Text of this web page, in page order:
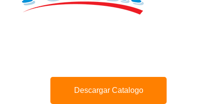
Descargar Catalogo